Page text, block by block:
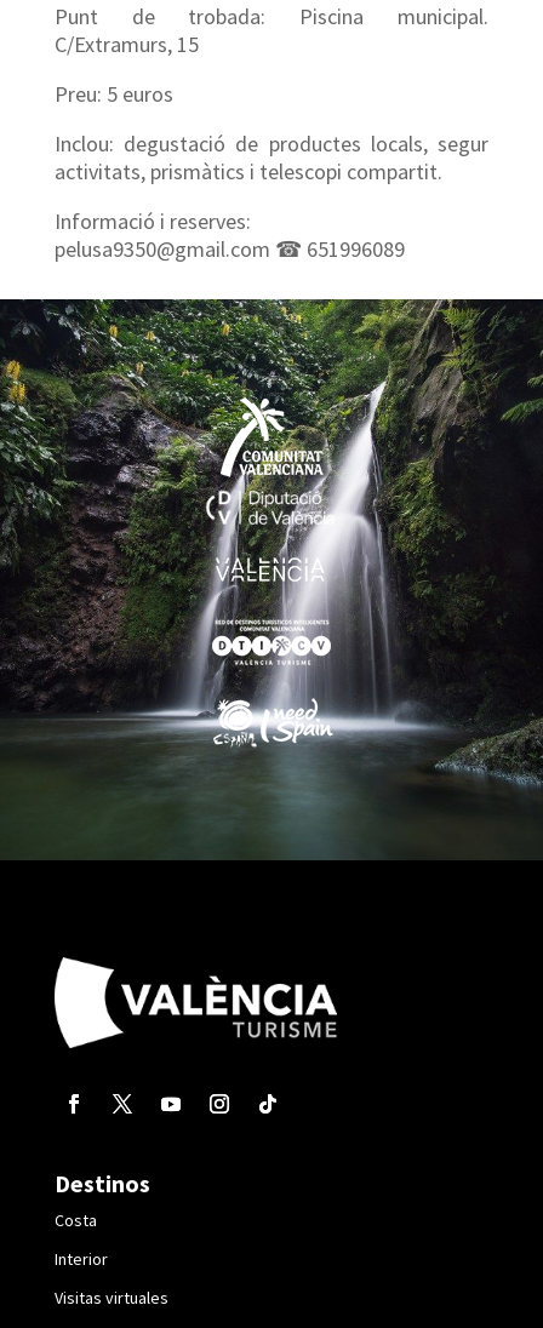
Punt de trobada: Piscina municipal.
C/Extramurs, 15
Preu: 5 euros
Inclou: degustació de productes locals, segur
activitats, prismàtics i telescopi compartit.
Informació i reserves:
pelusa9350@gmail.com ☎ 651996089
Destinos
Costa
Interior
Visitas virtuales